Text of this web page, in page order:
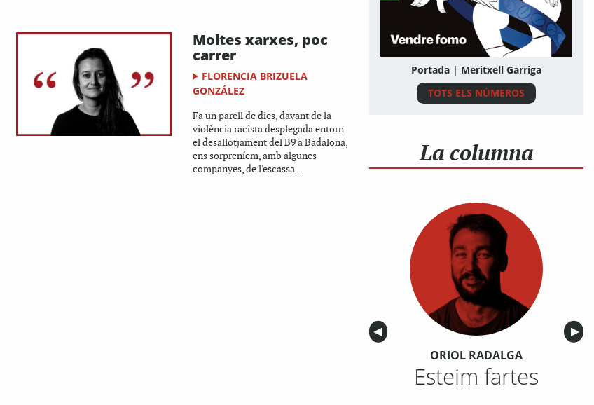
Moltes xarxes, poc
carrer
FLORENCIA BRIZUELA
GONZÁLEZ
Fa un parell de dies, davant de la
violència racista desplegada entorn
el desallotjament del B9 a Badalona,
ens sorpreníem, amb algunes
companyes, de l'escassa...
Portada | Meritxell Garriga
TOTS ELS NÚMEROS
La columna
Anterior
◀︎ ▶︎
ORIOL RADALGA
Esteim fartes